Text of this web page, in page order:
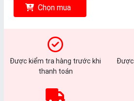
Chọn mua
Được kiểm tra hàng trước khi
thanh toán
Được